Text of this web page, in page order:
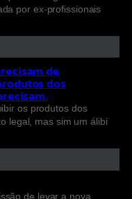
por ex-profissionais
de
dos
os produtos dos
legal, mas sim um álibi
de levar a nova